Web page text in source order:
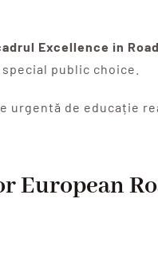
Excellence in
public choice.
urgentă de educație
European